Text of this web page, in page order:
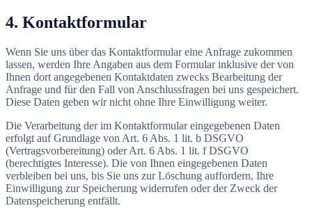
4. Kontaktformular
Wenn Sie uns über das Kontaktformular eine Anfrage zukommen
lassen, werden Ihre Angaben aus dem Formular inklusive der von
Ihnen dort angegebenen Kontaktdaten zwecks Bearbeitung der
Anfrage und für den Fall von Anschlussfragen bei uns gespeichert.
Diese Daten geben wir nicht ohne Ihre Einwilligung weiter.
Die Verarbeitung der im Kontaktformular eingegebenen Daten
erfolgt auf Grundlage von Art. 6 Abs. 1 lit. b DSGVO
(Vertragsvorbereitung) oder Art. 6 Abs. 1 lit. f DSGVO
(berechtigtes Interesse). Die von Ihnen eingegebenen Daten
verbleiben bei uns, bis Sie uns zur Löschung auffordern, Ihre
Einwilligung zur Speicherung widerrufen oder der Zweck der
Datenspeicherung entfällt.